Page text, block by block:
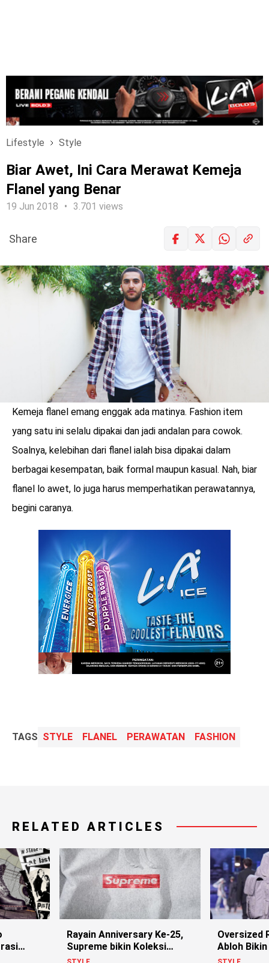
Lifestyle Style
Biar Awet, Ini Cara Merawat Kemeja
Flanel yang Benar
19 Jun 2018 3.701 views
benefit
menarik
LOGIN
Share
Kemeja flanel emang enggak ada matinya. Fashion item
yang satu ini selalu dipakai dan jadi andalan para cowok.
Soalnya, kelebihan dari flanel ialah bisa dipakai dalam
berbagai kesempatan, baik formal maupun kasual. Nah, biar
flanel lo awet, lo juga harus memperhatikan perawatannya,
begini caranya.
TAGS STYLE FLANEL PERAWATAN FASHION
RELATED ARTICLES
Rayain Anniversary Ke-25,
Supreme bikin Koleksi
Berhias Swarovski
Oversized
Abloh Bikin